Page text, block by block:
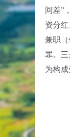
间差”
资分
兼职
罪。
为构